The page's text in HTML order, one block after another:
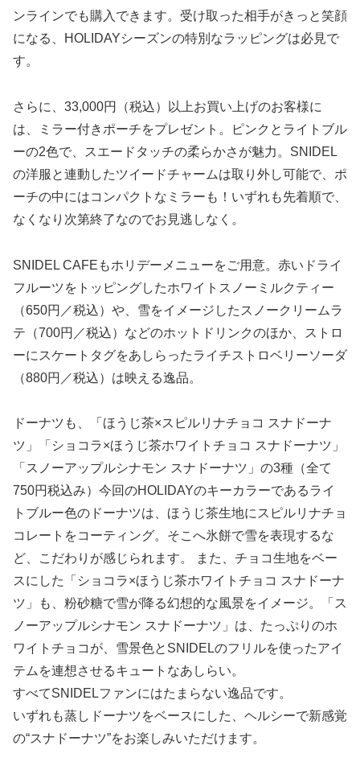
ンラインでも購入できます。受け取った相手がきっと笑顔
になる、HOLIDAYシーズンの特別なラッピングは必見で
す。
さらに、33,000円（税込）以上お買い上げのお客様に
は、ミラー付きポーチをプレゼント。ピンクとライトブル
ーの2色で、スエードタッチの柔らかさが魅力。SNIDEL
の洋服と連動したツイードチャームは取り外し可能で、ポ
ーチの中にはコンパクトなミラーも！いずれも先着順で、
なくなり次第終了なのでお見逃しなく。
SNIDEL CAFEもホリデーメニューをご用意。赤いドライ
フルーツをトッピングしたホワイトスノーミルクティー
（650円／税込）や、雪をイメージしたスノークリームラ
テ（700円／税込）などのホットドリンクのほか、ストロ
ーにスケートタグをあしらったライチストロベリーソーダ
（880円／税込）は映える逸品。
ドーナツも、「ほうじ茶×スピルリナチョコ スナドーナ
ツ」「ショコラ×ほうじ茶ホワイトチョコ スナドーナツ」
「スノーアップルシナモン スナドーナツ」の3種（全て
750円税込み）今回のHOLIDAYのキーカラーであるライ
トブルー色のドーナツは、ほうじ茶生地にスピルリナチョ
コレートをコーティング。そこへ氷餅で雪を表現するな
ど、こだわりが感じられます。 また、チョコ生地をベー
スにした「ショコラ×ほうじ茶ホワイトチョコ スナドーナ
ツ」も、粉砂糖で雪が降る幻想的な風景をイメージ。「ス
ノーアップルシナモン スナドーナツ」は、たっぷりのホ
ワイトチョコが、雪景色とSNIDELのフリルを使ったアイ
テムを連想させるキュートなあしらい。
すべてSNIDELファンにはたまらない逸品です。
いずれも蒸しドーナツをベースにした、ヘルシーで新感覚
の“スナドーナツ”をお楽しみいただけます。